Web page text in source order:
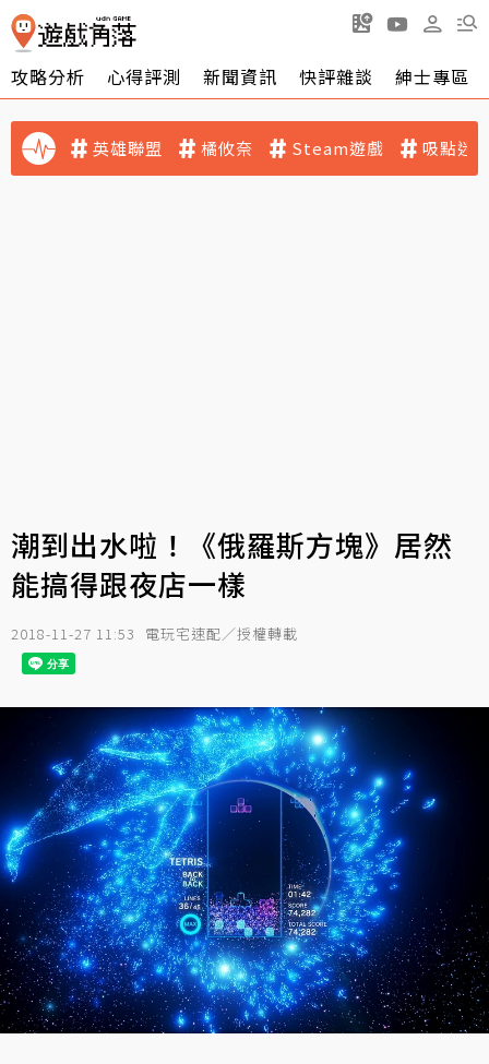
攻略分析 心得評測 新聞資訊 快評雜談 紳士專區
英雄聯盟 橘攸奈 Steam遊戲 吸點迷
潮到出水啦！《俄羅斯方塊》居然
能搞得跟夜店一樣
2018-11-27 11:53 電玩宅速配／授權轉載